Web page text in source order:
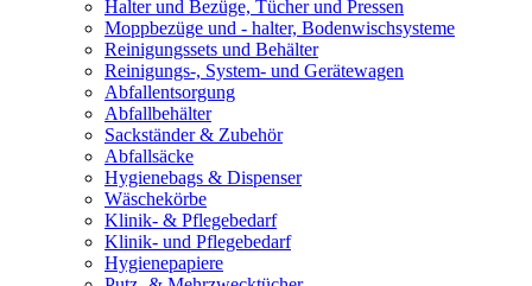
Halter und Bezüge, Tücher und Pressen
Moppbezüge und - halter, Bodenwischsysteme
Reinigungssets und Behälter
Reinigungs-, System- und Gerätewagen
Abfallentsorgung
Abfallbehälter
Sackständer & Zubehör
Abfallsäcke
Hygienebags & Dispenser
Wäschekörbe
Klinik- & Pflegebedarf
Klinik- und Pflegebedarf
Hygienepapiere